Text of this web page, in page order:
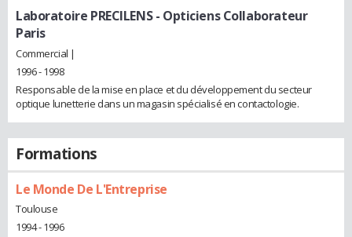
Laboratoire PRECILENS- Opticiens Collaborateur
Paris
Commercial |
1996 - 1998
Responsable de la mise en place et du développement du secteur
optique lunetterie dans un magasin spécialisé en contactologie.
Formations
Le Monde De L'Entreprise
Toulouse
1994 - 1996